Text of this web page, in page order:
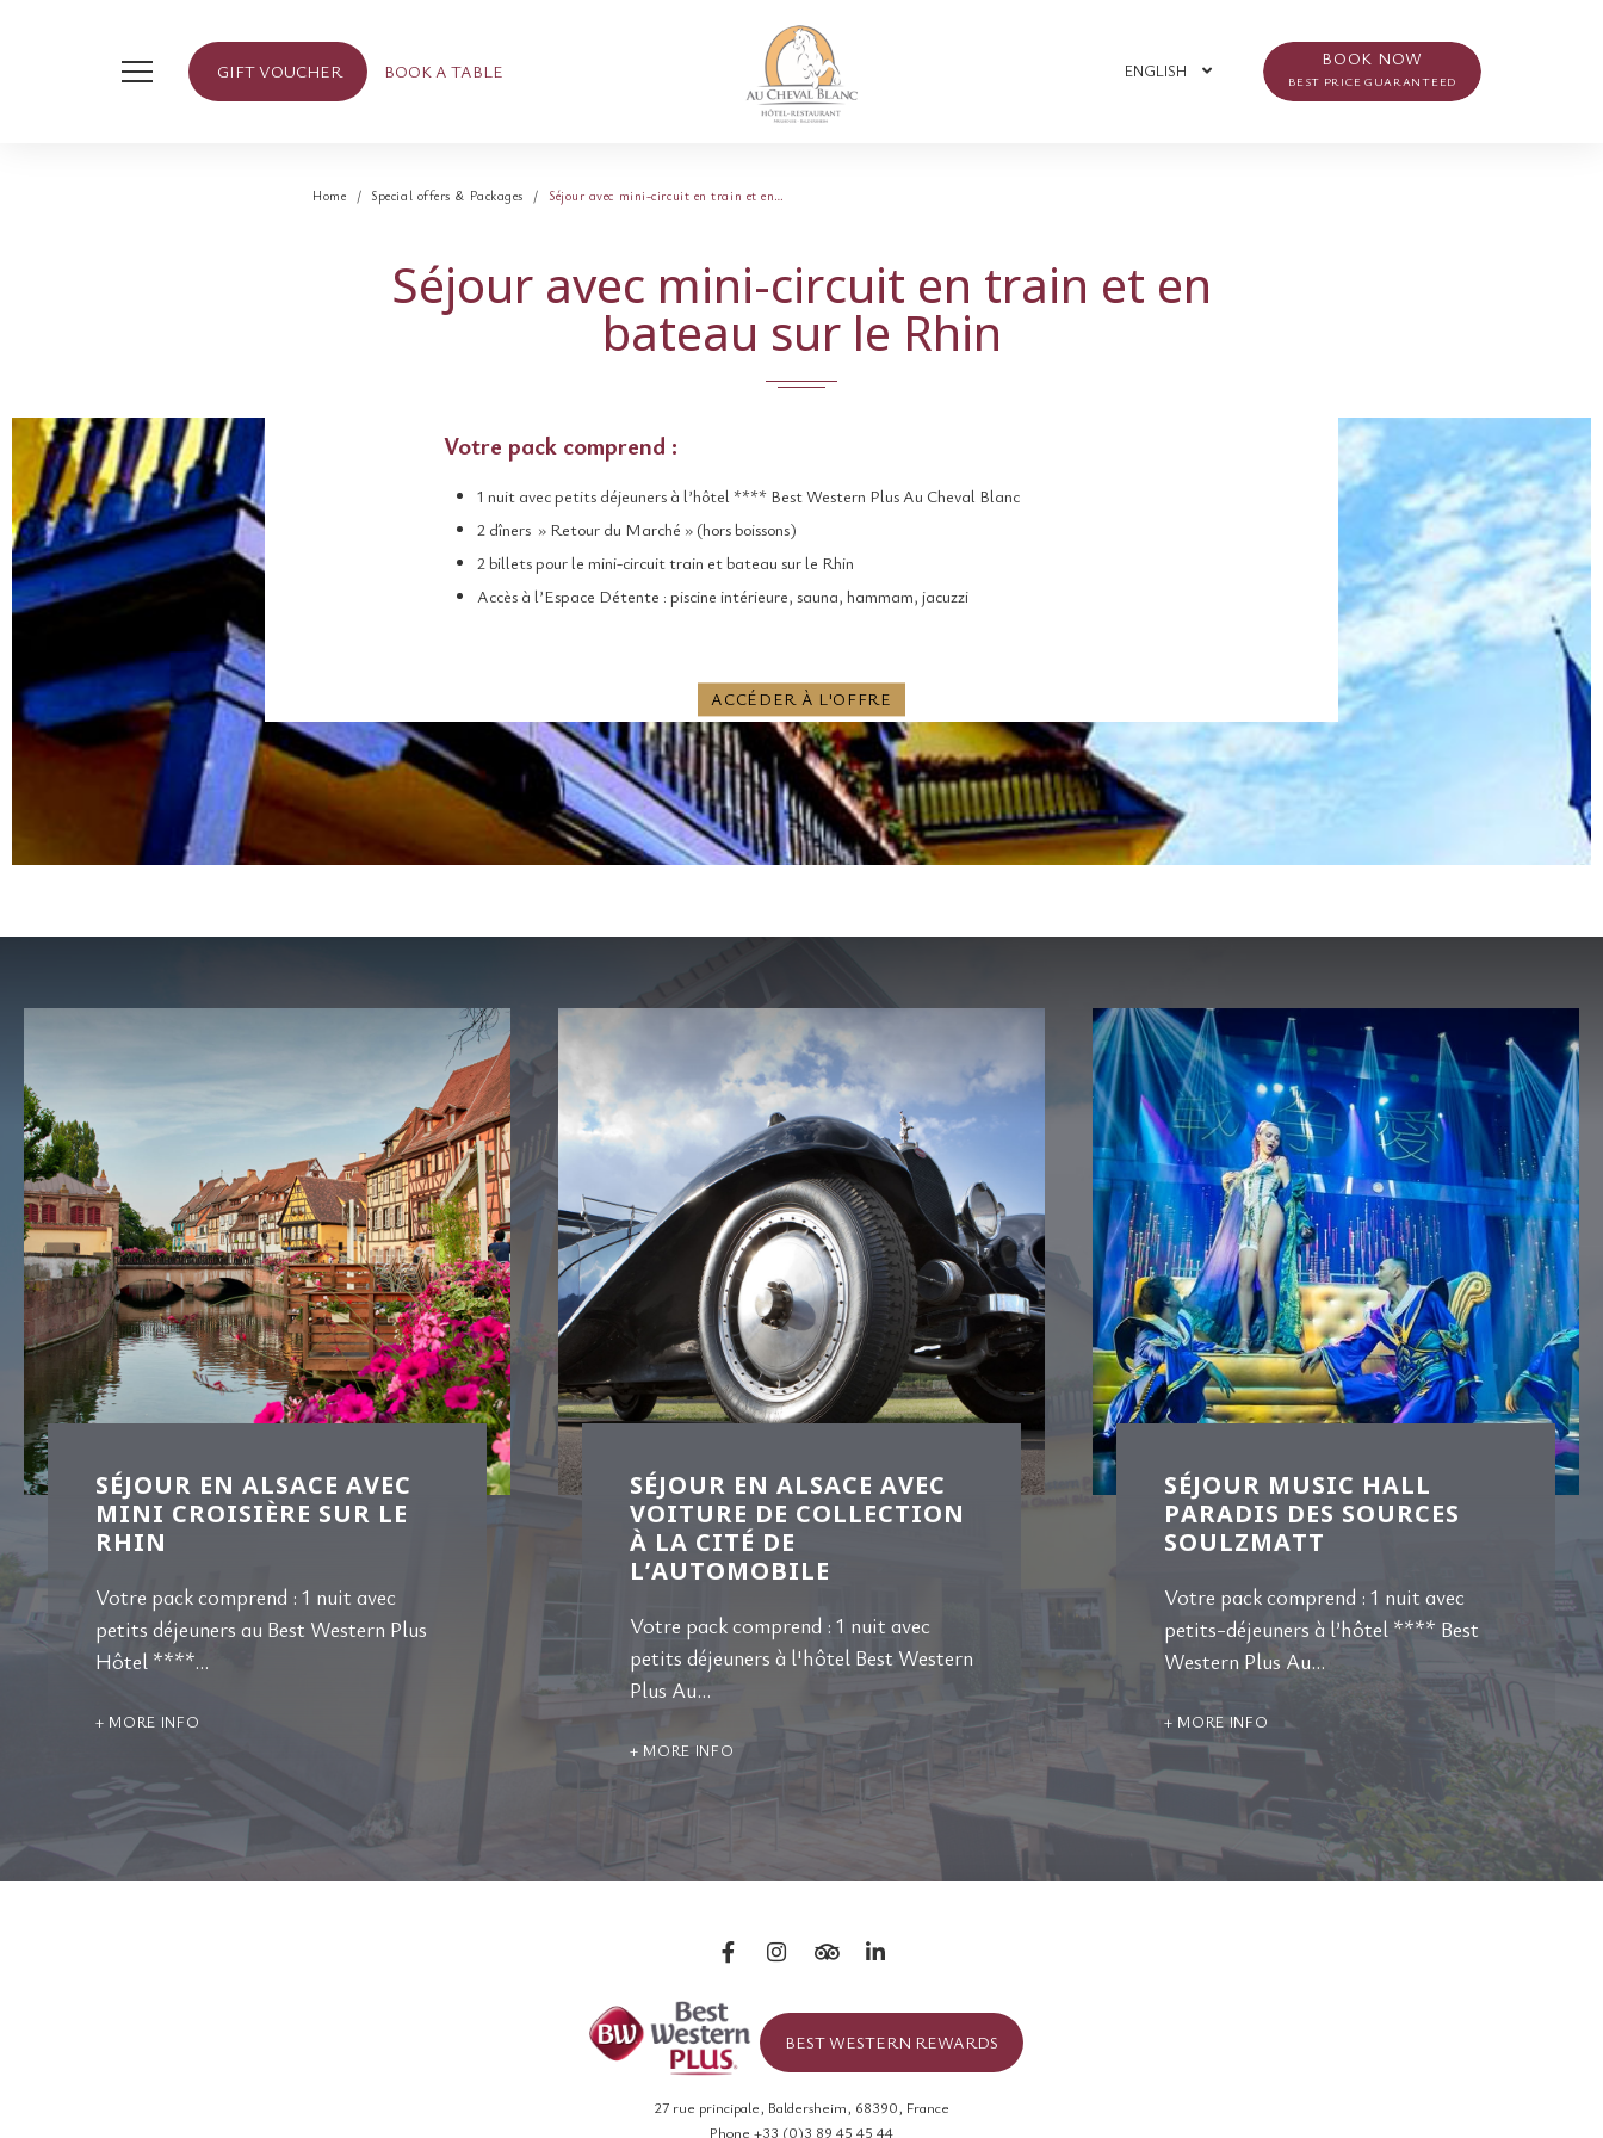
GIFT VOUCHER BOOK A TABLE ENGLISH
BOOK NOW
BEST PRICE GUARANTEED
Home Special offers & Packages Séjour avec mini-circuit en train et en…
Séjour avec mini-circuit en train et en
bateau sur le Rhin
Votre pack comprend :
1 nuit avec petits déjeuners à l’hôtel **** Best Western Plus Au Cheval Blanc
2 dîners » Retour du Marché » (hors boissons)
2 billets pour le mini-circuit train et bateau sur le Rhin
Accès à l’Espace Détente : piscine intérieure, sauna, hammam, jacuzzi
ACCÉDER À L'OFFRE
SÉJOUR EN ALSACE AVEC
MINI CROISIÈRE SUR LE
RHIN
Votre pack comprend : 1 nuit avec
petits déjeuners au Best Western Plus
Hôtel ****…
MORE INFO
SÉJOUR EN ALSACE AVEC
VOITURE DE COLLECTION
À LA CITÉ DE
L’AUTOMOBILE
Votre pack comprend : 1 nuit avec
petits déjeuners à l'hôtel Best Western
Plus Au…
MORE INFO
SÉJOUR MUSIC HALL
PARADIS DES SOURCES
SOULZMATT
Votre pack comprend : 1 nuit avec
petits-déjeuners à l’hôtel **** Best
Western Plus Au…
MORE INFO
BEST WESTERN REWARDS
27 rue principale, Baldersheim, 68390, France
Phone +33 (0)3 89 45 45 44